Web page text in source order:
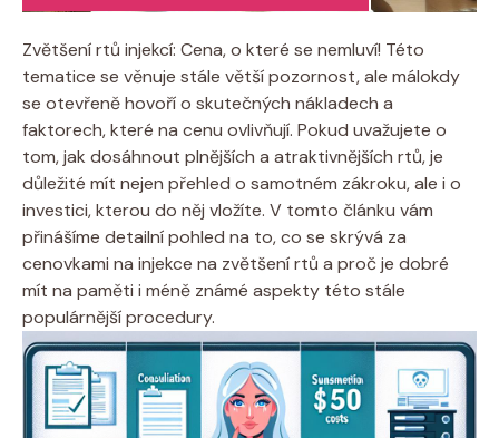
Zvětšení rtů injekcí: Cena, o které se nemluví! Této
tematice se věnuje stále větší pozornost, ale málokdy
se otevřeně hovoří o skutečných nákladech a
faktorech, které na cenu ovlivňují. Pokud uvažujete o
tom, jak dosáhnout plnějších a atraktivnějších rtů, je
důležité mít nejen přehled o samotném zákroku, ale i o
investici, kterou do něj vložíte. V tomto článku vám
přinášíme detailní pohled na to, co se skrývá za
cenovkami na injekce na zvětšení rtů a proč je dobré
mít na paměti i méně známé aspekty této stále
populárnější procedury.